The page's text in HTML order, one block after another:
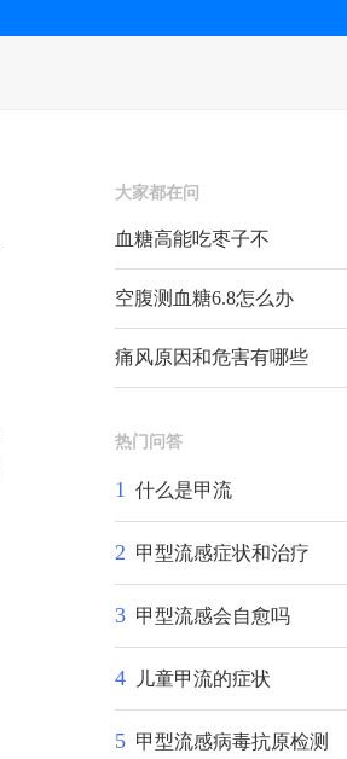
大家都在问
血糖高能吃枣子不
空腹测血糖6.8怎么办
痛风原因和危害有哪些
热门问答
1 什么是甲流
2 甲型流感症状和治疗
3 甲型流感会自愈吗
4 儿童甲流的症状
5 甲型流感病毒抗原检测